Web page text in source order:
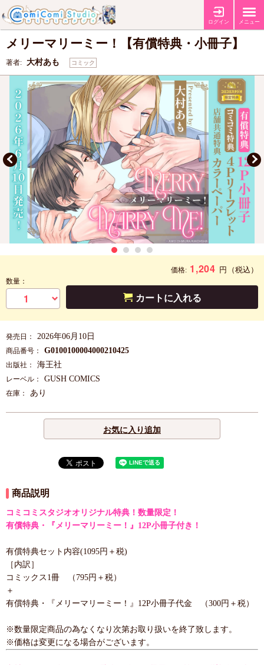
ログイン メニュー
特典 【有償特典・『メリーマリーミー！』12P小冊子】
【コミコミ特典4Pリー
フレット】 【店舗共通特典カラーペーパー】
メリーマリーミー！【有償特典・小冊子】
著者: 大村あも コミック
価格: 1,204 円 （税込）
数量：
カートに入れる
発売日： 2026年06月10日
商品番号： G0100100004000210425
出版社： 海王社
レーベル： GUSH COMICS
在庫： あり
お気に入り追加
商品説明
コミコミスタジオオリジナル特典！数量限定！
有償特典・『メリーマリーミー！』12P小冊子付き！
有償特典セット内容(1095円＋税)
［内訳］
コミックス1冊 （795円＋税）
＋
有償特典・『メリーマリーミー！』12P小冊子代金 （300円＋税）
※数量限定商品の為なくなり次第お取り扱いを終了致します。
※価格は変更になる場合がございます。